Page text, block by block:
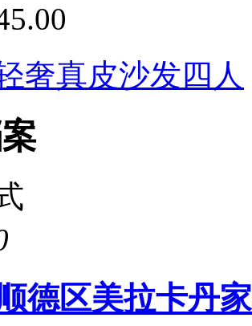
奢真皮沙发四人
德区美拉卡丹